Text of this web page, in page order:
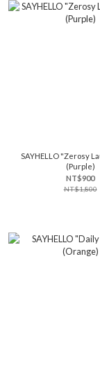
SAYHELLO "Zerosy
(Purple)
NT$900
NT$1,800